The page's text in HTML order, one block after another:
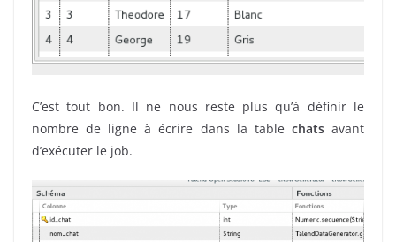
C’est tout bon. Il ne nous reste plus qu’à définir le
nombre de ligne à écrire dans la table chatsavant
d’exécuter le job.